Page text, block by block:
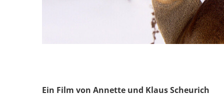
Ein Film von Annette und Klaus Scheurich